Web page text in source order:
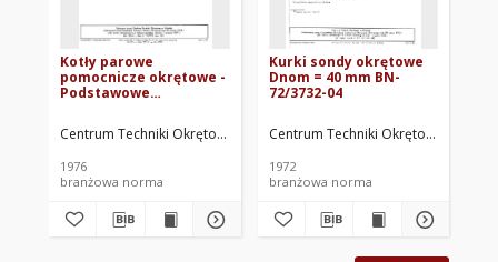
Kotły parowe
pomocnicze okrętowe -
Podstawowe
Centrum Techniki Okrętowej w Gdańsku. Oprac.
1976
branżowa norma
Kurki sondy okrętowe
Dnom = 40 mm BN-
72/3732-04
Centrum Techniki Okrętowej w
1972
branżowa norma